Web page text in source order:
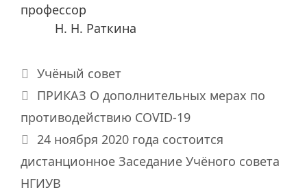
профессор
Н. Н. Раткина
Рубрики
Учёный совет
ПРИКАЗ О дополнительных мерах по
противодействию COVID-19
24 ноября 2020 года состоится
дистанционное Заседание Учёного совета
НГИУВ